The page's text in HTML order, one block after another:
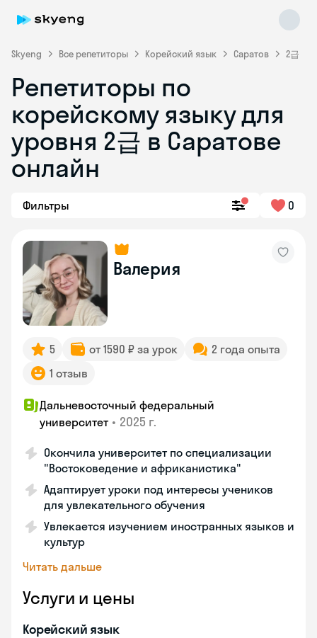
Skyeng Все репетиторы Корейский язык Саратов 2급
Репетиторы по
корейскому языку для
уровня 2급 в Саратове
онлайн
Фильтры 0
Валерия
5 от 1590 ₽ за урок
2 года опыта
1 отзыв
Дальневосточный федеральный
университет • 2025 г.
Окончила университет по специализации
"Востоковедение и африканистика"
Адаптирует уроки под интересы учеников
для увлекательного обучения
Увлекается изучением иностранных языков и
культур
Читать дальше
Услуги и цены
Корейский язык
Skyeng Chat